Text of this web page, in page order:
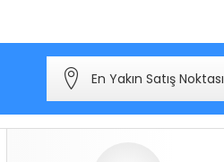
En Yakın Satış Noktası